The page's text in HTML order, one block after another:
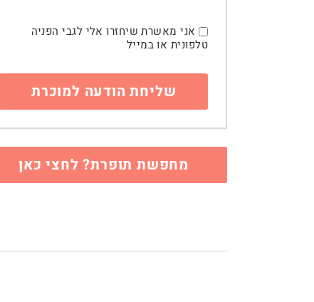
אני מאשרת שיחזרו אלי לגבי הפניה
טלפונית או במייל
מחפשת תופרת? לחצי כאן